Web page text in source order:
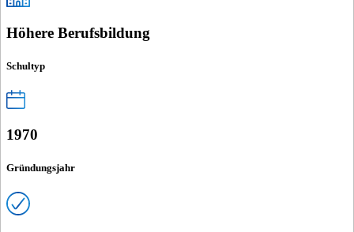
Höhere Berufsbildung
Schultyp
1970
Gründungsjahr